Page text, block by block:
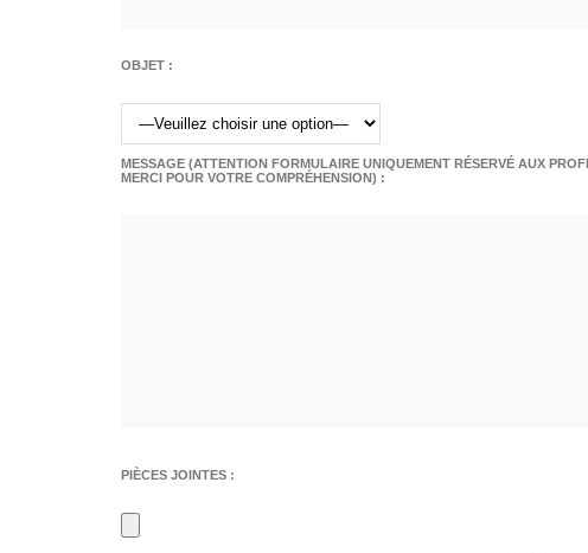
OBJET :
MESSAGE (ATTENTION FORMULAIRE UNIQUEMENT RÉSERVÉ AUX
MERCI POUR VOTRE COMPRÉHENSION) :
PIÈCES JOINTES :